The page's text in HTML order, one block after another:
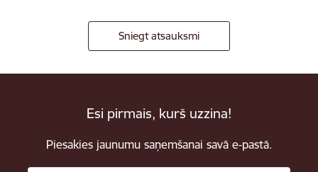
Sniegt atsauksmi
Esi pirmais, kurš uzzina!
Piesakies jaunumu saņemšanai savā e-pastā.